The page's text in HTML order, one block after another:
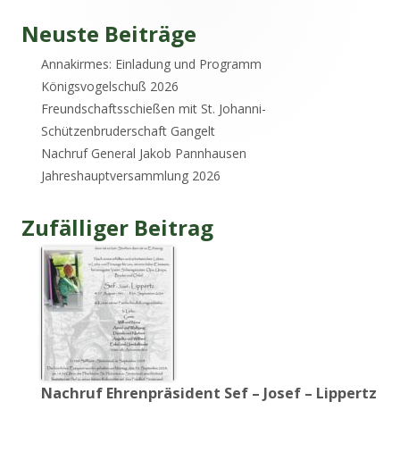
Haupt-
Seitenleiste
Neuste Beiträge
Annakirmes: Einladung und Programm
Königsvogelschuß 2026
Freundschaftsschießen mit St. Johanni-
Schützenbruderschaft Gangelt
Nachruf General Jakob Pannhausen
Jahreshauptversammlung 2026
Zufälliger Beitrag
Nachruf Ehrenpräsident Sef – Josef – Lippertz